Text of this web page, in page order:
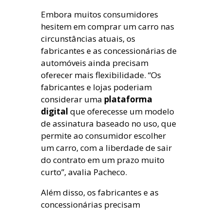
Embora muitos consumidores
hesitem em comprar um carro nas
circunstâncias atuais, os
fabricantes e as concessionárias de
automóveis ainda precisam
oferecer mais flexibilidade. “Os
fabricantes e lojas poderiam
considerar uma plataforma
digital que oferecesse um modelo
de assinatura baseado no uso, que
permite ao consumidor escolher
um carro, com a liberdade de sair
do contrato em um prazo muito
curto”, avalia Pacheco.
Além disso, os fabricantes e as
concessionárias precisam